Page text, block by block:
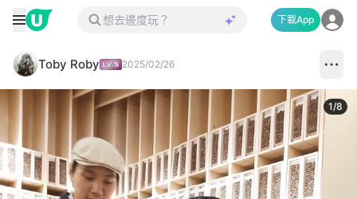
下載App
Toby Roby 2025/02/26
1/8